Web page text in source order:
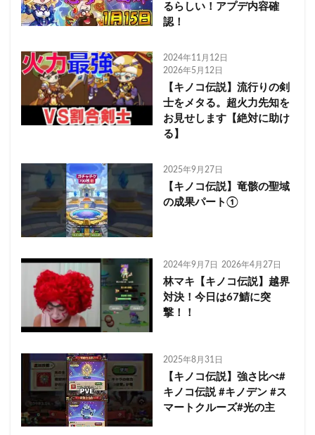
るらしい！アプデ内容確
認！
2024年11月12日
2026年5月12日
【キノコ伝説】流行りの剣
士をメタる。超火力先知を
お見せします【絶対に助け
る】
2025年9月27日
【キノコ伝説】竜骸の聖域
の成果パート①
2024年9月7日 2026年4月27日
林マキ【キノコ伝説】越界
対決！今日は67鯖に突
撃！！
2025年8月31日
【キノコ伝説】強さ比べ#
キノコ伝説 #キノデン #ス
マートクルーズ#光の主